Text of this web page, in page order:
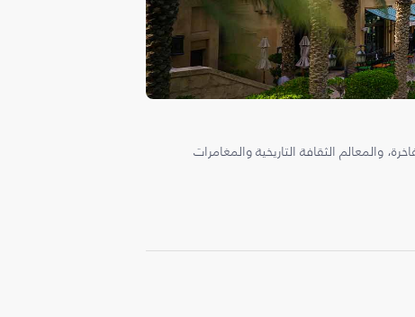
والمعالم الثقافة التاريخية والمغامرات